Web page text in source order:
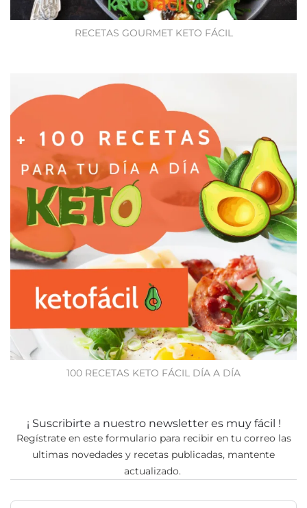
RECETAS GOURMET KETO FÁCIL
100 RECETAS KETO FÁCIL DÍA A DÍA
¡ Suscribirte a nuestro newsletter es muy fácil !
Regístrate en este formulario para recibir en tu correo las
ultimas novedades y recetas publicadas, mantente
actualizado.